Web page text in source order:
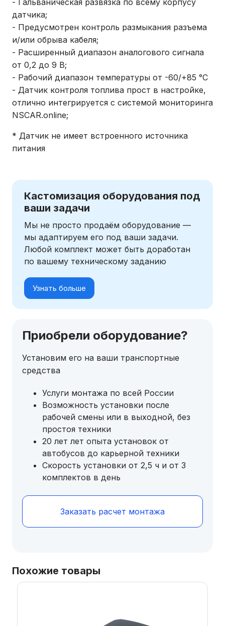
датчика;
- Предусмотрен контроль размыкания разъема
и/или обрыва кабеля;
- Расширенный диапазон аналогового сигнала
от 0,2 до 9 В;
- Рабочий диапазон температуры от -60/+85 °С
- Датчик контроля топлива прост в настройке,
отлично интегрируется с системой мониторинга
NSCAR.online;
* Датчик не имеет встроенного источника
питания
Кастомизация оборудования под
ваши задачи
Мы не просто продаём оборудование —
мы адаптируем его под ваши задачи.
Любой комплект может быть доработан
по вашему техническому заданию
Узнать больше
Приобрели оборудование?
Установим его на ваши транспортные
средства
Услуги монтажа по всей России
Возможность установки после
рабочей смены или в выходной, без
простоя техники
20 лет лет опыта установок от
автобусов до карьерной техники
Скорость установки от 2,5 ч и от 3
комплектов в день
Заказать расчет монтажа
Похожие товары
имеет